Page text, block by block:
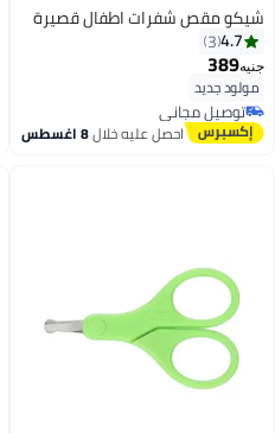
شيكو مقص شفرات اطفال قصيرة
4.7
3
جنيه389
مولود جديد
توصيل مجاني
توصيل مجانياحصل عليه خلال8 اغسطس